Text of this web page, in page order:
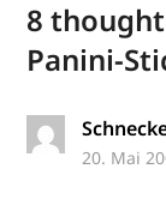
8
Panini-
20. Mai